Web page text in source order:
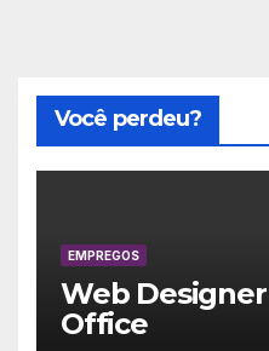
Você perdeu?
EMPREGOS
Web Designer
Office